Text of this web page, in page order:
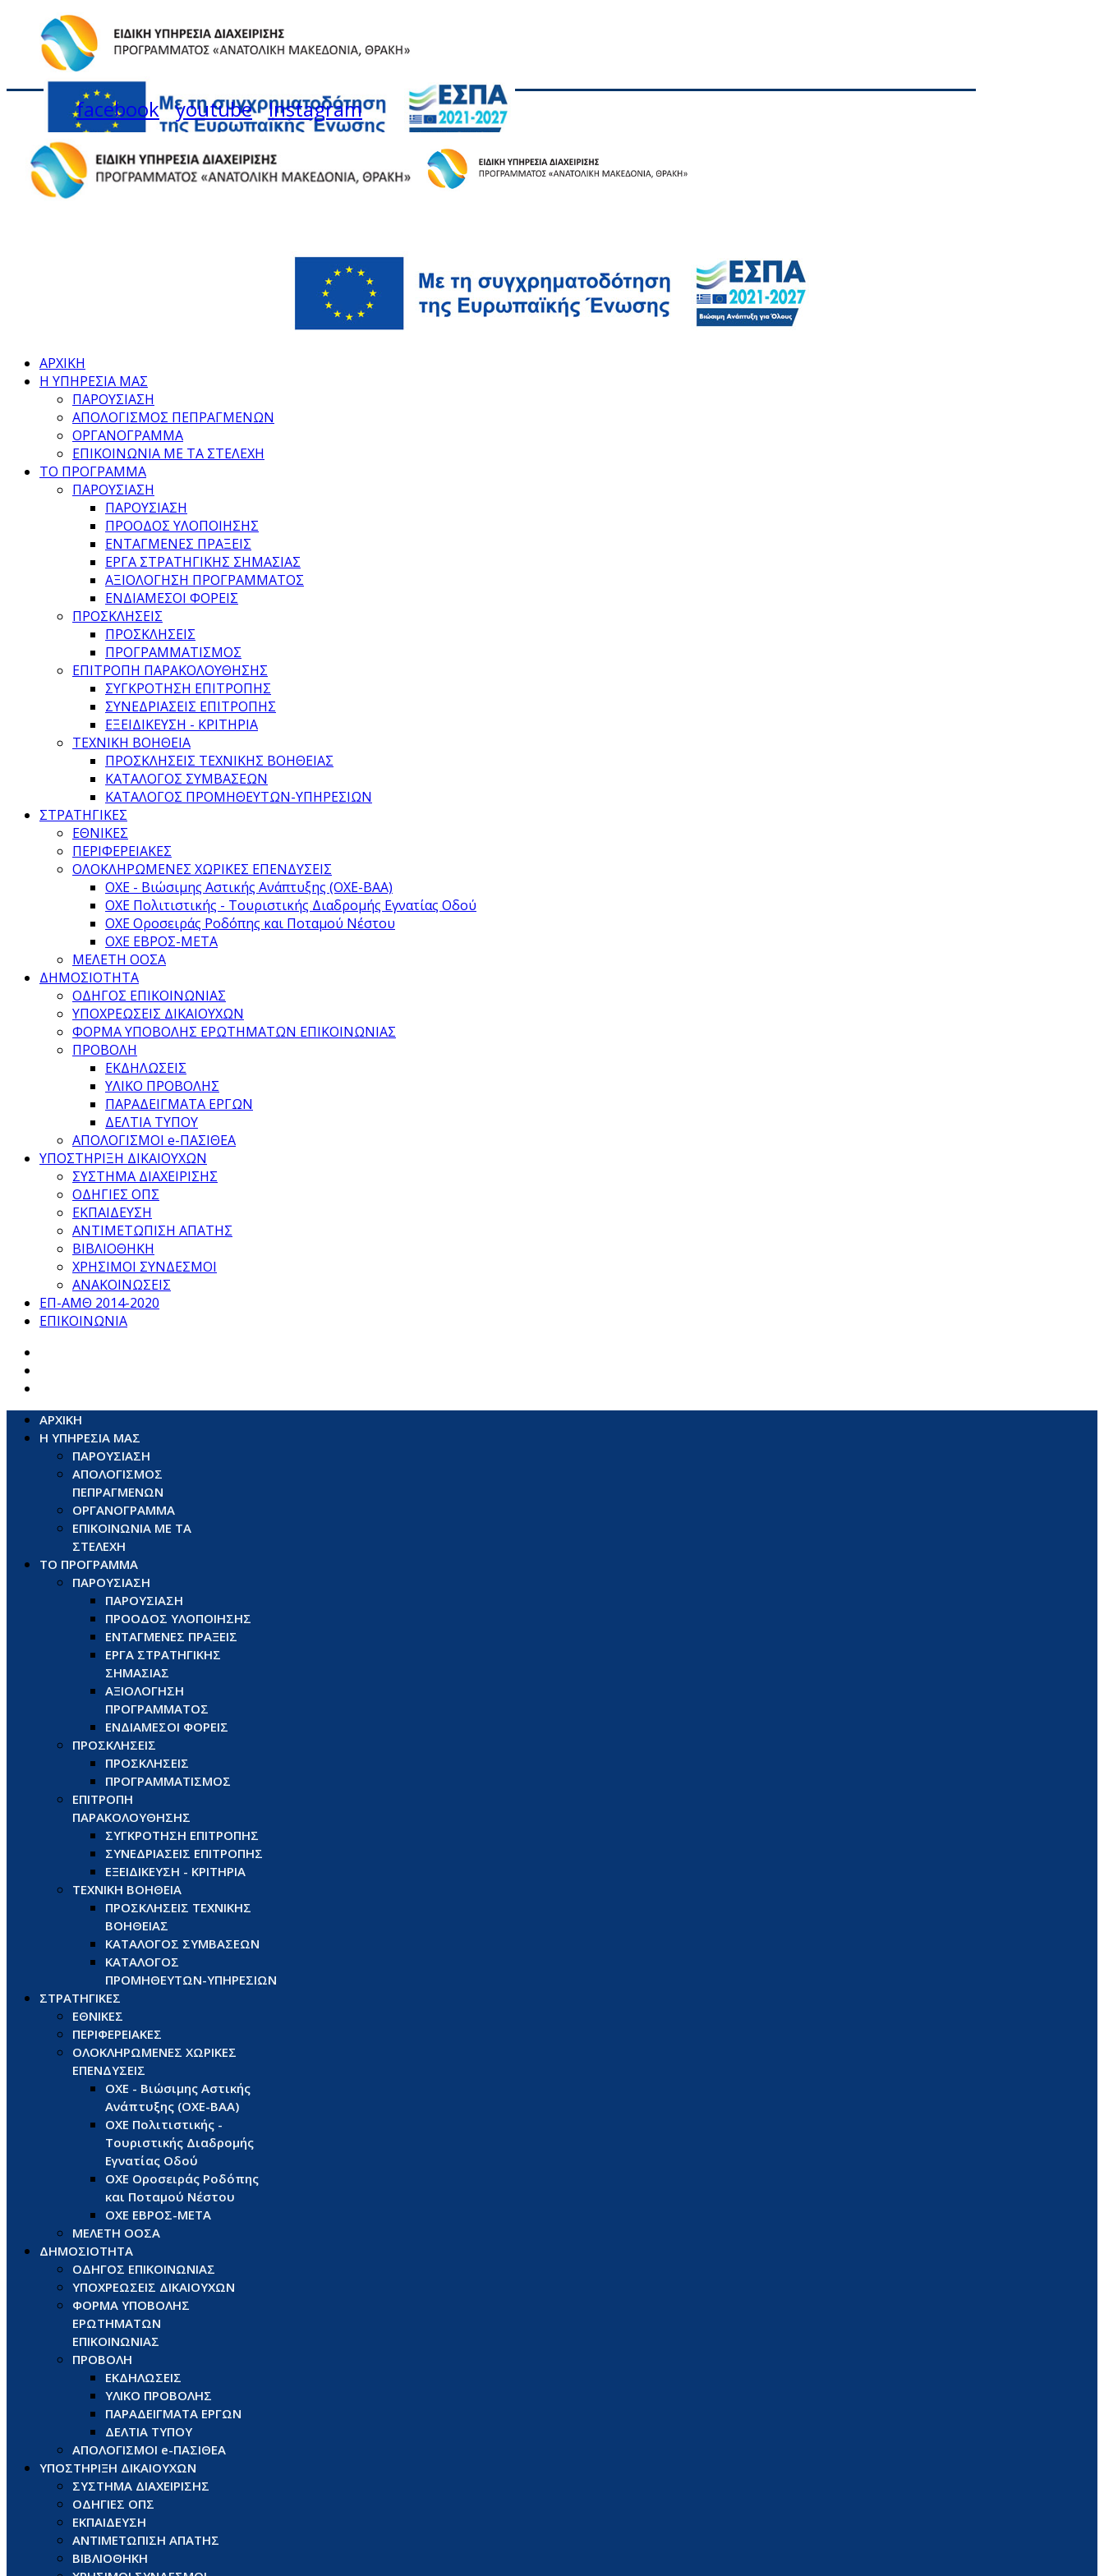
facebook youtube Instagram
ΑΡΧΙΚΗ
Η ΥΠΗΡΕΣΙΑ ΜΑΣ
ΠΑΡΟΥΣΙΑΣΗ
ΑΠΟΛΟΓΙΣΜΟΣ ΠΕΠΡΑΓΜΕΝΩΝ
ΟΡΓΑΝΟΓΡΑΜΜΑ
ΕΠΙΚΟΙΝΩΝΙΑ ΜΕ ΤΑ ΣΤΕΛΕΧΗ
ΤΟ ΠΡΟΓΡΑΜΜΑ
ΠΑΡΟΥΣΙΑΣΗ
ΠΑΡΟΥΣΙΑΣΗ
ΠΡΟΟΔΟΣ ΥΛΟΠΟΙΗΣΗΣ
ΕΝΤΑΓΜΕΝΕΣ ΠΡΑΞΕΙΣ
ΕΡΓΑ ΣΤΡΑΤΗΓΙΚΗΣ ΣΗΜΑΣΙΑΣ
ΑΞΙΟΛΟΓΗΣΗ ΠΡΟΓΡΑΜΜΑΤΟΣ
ΕΝΔΙΑΜΕΣΟΙ ΦΟΡΕΙΣ
ΠΡΟΣΚΛΗΣΕΙΣ
ΠΡΟΣΚΛΗΣΕΙΣ
ΠΡΟΓΡΑΜΜΑΤΙΣΜΟΣ
ΕΠΙΤΡΟΠΗ ΠΑΡΑΚΟΛΟΥΘΗΣΗΣ
ΣΥΓΚΡΟΤΗΣΗ ΕΠΙΤΡΟΠΗΣ
ΣΥΝΕΔΡΙΑΣΕΙΣ ΕΠΙΤΡΟΠΗΣ
ΕΞΕΙΔΙΚΕΥΣΗ - ΚΡΙΤΗΡΙΑ
ΤΕΧΝΙΚΗ ΒΟΗΘΕΙΑ
ΠΡΟΣΚΛΗΣΕΙΣ ΤΕΧΝΙΚΗΣ ΒΟΗΘΕΙΑΣ
ΚΑΤΑΛΟΓΟΣ ΣΥΜΒΑΣΕΩΝ
ΚΑΤΑΛΟΓΟΣ ΠΡΟΜΗΘΕΥΤΩΝ-ΥΠΗΡΕΣΙΩΝ
ΣΤΡΑΤΗΓΙΚΕΣ
ΕΘΝΙΚΕΣ
ΠΕΡΙΦΕΡΕΙΑΚΕΣ
ΟΛΟΚΛΗΡΩΜΕΝΕΣ ΧΩΡΙΚΕΣ ΕΠΕΝΔΥΣΕΙΣ
ΟΧΕ - Βιώσιμης Αστικής Ανάπτυξης (ΟΧΕ-ΒΑΑ)
ΟΧΕ Πολιτιστικής - Τουριστικής Διαδρομής Εγνατίας Οδού
ΟΧΕ Οροσειράς Ροδόπης και Ποταμού Νέστου
ΟΧΕ ΕΒΡΟΣ-ΜΕΤΑ
ΜΕΛΕΤΗ ΟΟΣΑ
ΔΗΜΟΣΙΟΤΗΤΑ
ΟΔΗΓΟΣ ΕΠΙΚΟΙΝΩΝΙΑΣ
ΥΠΟΧΡΕΩΣΕΙΣ ΔΙΚΑΙΟΥΧΩΝ
ΦΟΡΜΑ ΥΠΟΒΟΛΗΣ ΕΡΩΤΗΜΑΤΩΝ ΕΠΙΚΟΙΝΩΝΙΑΣ
ΠΡΟΒΟΛΗ
ΕΚΔΗΛΩΣΕΙΣ
ΥΛΙΚΟ ΠΡΟΒΟΛΗΣ
ΠΑΡΑΔΕΙΓΜΑΤΑ ΕΡΓΩΝ
ΔΕΛΤΙΑ ΤΥΠΟΥ
ΑΠΟΛΟΓΙΣΜΟΙ e-ΠΑΣΙΘΕΑ
ΥΠΟΣΤΗΡΙΞΗ ΔΙΚΑΙΟΥΧΩΝ
ΣΥΣΤΗΜΑ ΔΙΑΧΕΙΡΙΣΗΣ
ΟΔΗΓΙΕΣ ΟΠΣ
ΕΚΠΑΙΔΕΥΣΗ
ΑΝΤΙΜΕΤΩΠΙΣΗ ΑΠΑΤΗΣ
ΒΙΒΛΙΟΘΗΚΗ
ΧΡΗΣΙΜΟΙ ΣΥΝΔΕΣΜΟΙ
ΑΝΑΚΟΙΝΩΣΕΙΣ
ΕΠ-ΑΜΘ 2014-2020
ΕΠΙΚΟΙΝΩΝΙΑ
ΑΡΧΙΚΗ
Η ΥΠΗΡΕΣΙΑ ΜΑΣ
ΠΑΡΟΥΣΙΑΣΗ
ΑΠΟΛΟΓΙΣΜΟΣ
ΠΕΠΡΑΓΜΕΝΩΝ
ΟΡΓΑΝΟΓΡΑΜΜΑ
ΕΠΙΚΟΙΝΩΝΙΑ ΜΕ ΤΑ
ΣΤΕΛΕΧΗ
ΤΟ ΠΡΟΓΡΑΜΜΑ
ΠΑΡΟΥΣΙΑΣΗ
ΠΑΡΟΥΣΙΑΣΗ
ΠΡΟΟΔΟΣ ΥΛΟΠΟΙΗΣΗΣ
ΕΝΤΑΓΜΕΝΕΣ ΠΡΑΞΕΙΣ
ΕΡΓΑ ΣΤΡΑΤΗΓΙΚΗΣ
ΣΗΜΑΣΙΑΣ
ΑΞΙΟΛΟΓΗΣΗ
ΠΡΟΓΡΑΜΜΑΤΟΣ
ΕΝΔΙΑΜΕΣΟΙ ΦΟΡΕΙΣ
ΠΡΟΣΚΛΗΣΕΙΣ
ΠΡΟΣΚΛΗΣΕΙΣ
ΠΡΟΓΡΑΜΜΑΤΙΣΜΟΣ
ΕΠΙΤΡΟΠΗ
ΠΑΡΑΚΟΛΟΥΘΗΣΗΣ
ΣΥΓΚΡΟΤΗΣΗ ΕΠΙΤΡΟΠΗΣ
ΣΥΝΕΔΡΙΑΣΕΙΣ ΕΠΙΤΡΟΠΗΣ
ΕΞΕΙΔΙΚΕΥΣΗ - ΚΡΙΤΗΡΙΑ
ΤΕΧΝΙΚΗ ΒΟΗΘΕΙΑ
ΠΡΟΣΚΛΗΣΕΙΣ ΤΕΧΝΙΚΗΣ
ΒΟΗΘΕΙΑΣ
ΚΑΤΑΛΟΓΟΣ ΣΥΜΒΑΣΕΩΝ
ΚΑΤΑΛΟΓΟΣ
ΠΡΟΜΗΘΕΥΤΩΝ-ΥΠΗΡΕΣΙΩΝ
ΣΤΡΑΤΗΓΙΚΕΣ
ΕΘΝΙΚΕΣ
ΠΕΡΙΦΕΡΕΙΑΚΕΣ
ΟΛΟΚΛΗΡΩΜΕΝΕΣ ΧΩΡΙΚΕΣ
ΕΠΕΝΔΥΣΕΙΣ
ΟΧΕ - Βιώσιμης Αστικής
Ανάπτυξης (ΟΧΕ-ΒΑΑ)
ΟΧΕ Πολιτιστικής -
Τουριστικής Διαδρομής
Εγνατίας Οδού
ΟΧΕ Οροσειράς Ροδόπης
και Ποταμού Νέστου
ΟΧΕ ΕΒΡΟΣ-ΜΕΤΑ
ΜΕΛΕΤΗ ΟΟΣΑ
ΔΗΜΟΣΙΟΤΗΤΑ
ΟΔΗΓΟΣ ΕΠΙΚΟΙΝΩΝΙΑΣ
ΥΠΟΧΡΕΩΣΕΙΣ ΔΙΚΑΙΟΥΧΩΝ
ΦΟΡΜΑ ΥΠΟΒΟΛΗΣ
ΕΡΩΤΗΜΑΤΩΝ
ΕΠΙΚΟΙΝΩΝΙΑΣ
ΠΡΟΒΟΛΗ
ΕΚΔΗΛΩΣΕΙΣ
ΥΛΙΚΟ ΠΡΟΒΟΛΗΣ
ΠΑΡΑΔΕΙΓΜΑΤΑ ΕΡΓΩΝ
ΔΕΛΤΙΑ ΤΥΠΟΥ
ΑΠΟΛΟΓΙΣΜΟΙ e-ΠΑΣΙΘΕΑ
ΥΠΟΣΤΗΡΙΞΗ ΔΙΚΑΙΟΥΧΩΝ
ΣΥΣΤΗΜΑ ΔΙΑΧΕΙΡΙΣΗΣ
ΟΔΗΓΙΕΣ ΟΠΣ
ΕΚΠΑΙΔΕΥΣΗ
ΑΝΤΙΜΕΤΩΠΙΣΗ ΑΠΑΤΗΣ
ΒΙΒΛΙΟΘΗΚΗ